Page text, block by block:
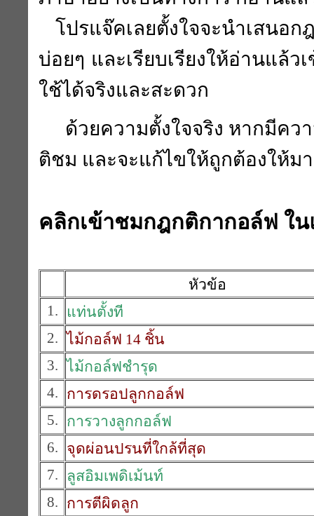
โปรแจ๊คเลยตั้งใจจะนำเสนอ
บ่อยๆ และเรียบเรียงให้อ่านแล้ว
ใช้ได้จริงและสะดวก
ด้วยความตั้งใจจริง หากมีคว
ติชม และจะแก้ไขให้ถูกต้องให้
คลิกเข้าชมกฎกติกากอล์ฟ ใ
หัวข้อ
1.
แท่นตั้งที
2. ไม้กอล์ฟ 14 ชิ้น
3. ไม้กอล์ฟชำรุด
4. การดรอปลูกกอล์ฟ
5. การวางลูกกอล์ฟ
6. จุดผ่อนปรนที่ใกล้ที่สุด
7. ลูสอิมเพดิเม้นท์
8. การตีผิดลูก